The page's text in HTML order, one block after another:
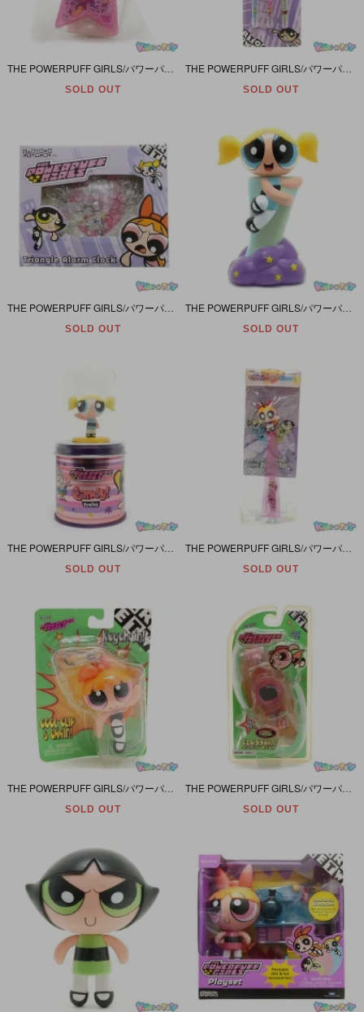
THE POWERPUFF GIRLS/パワーパフガールズ・ソニークリエイティブプロダクツ 「ケース入りシール・ピンク (紙・10柄×10枚(100枚入り))」 未開封・2002年
SOLD OUT SOLD OUT
THE POWERPUFF GIRLS/パワーパフガールズ・Urban Station・目覚まし時計 「Triangle Alarm Clock/トライアングル・アラーム・クロック」 難有
SOLD OUT SOLD OUT
THE POWERPUFF GIRLS/パワーパフガールズ・ニュートラルコーポレーション・PPGフィギアキャンディー・ミニフィギュア＆缶 「Bubbles/バブルス」キャンディー無し
SOLD OUT SOLD OUT
THE POWERPUFF GIRLS/パワーパフガールズ・タカラ・Figure Keychain/フィギュア付きキーチェーン(Clip&Chain/クリップ＆チェーン)「Blossom/ブロッサム」
SOLD OUT SOLD OUT